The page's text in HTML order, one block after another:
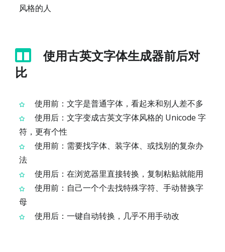
风格的人
使用古英文字体生成器前后对
比
使用前：文字是普通字体，看起来和别人差不多
使用后：文字变成古英文字体风格的 Unicode 字
符，更有个性
使用前：需要找字体、装字体、或找别的复杂办
法
使用后：在浏览器里直接转换，复制粘贴就能用
使用前：自己一个个去找特殊字符、手动替换字
母
使用后：一键自动转换，几乎不用手动改